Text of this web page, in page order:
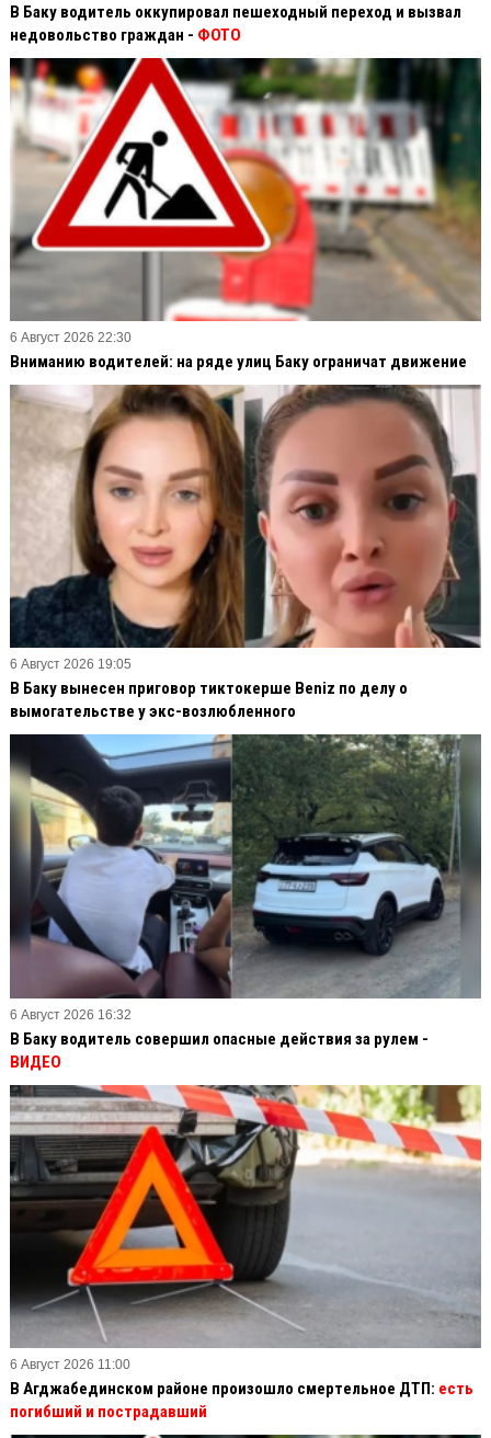
В Баку водитель оккупировал пешеходный переход и вызвал
недовольство граждан - ФОТО
6 Август 2026 22:30
Вниманию водителей: на ряде улиц Баку ограничат движение
6 Август 2026 19:05
В Баку вынесен приговор тиктокерше Beniz по делу о
вымогательстве у экс-возлюбленного
6 Август 2026 16:32
В Баку водитель совершил опасные действия за рулем -
ВИДЕО
6 Август 2026 11:00
В Агджабединском районе произошло смертельное ДТП: есть
погибший и пострадавший